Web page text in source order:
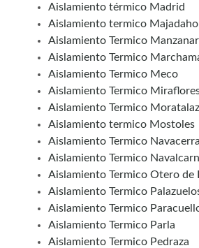
Aislamiento térmico Madrid
Aislamiento termico
Aislamiento Termico
Aislamiento Termico
Aislamiento Termico Meco
Aislamiento Termico
Aislamiento Termico Moratalaz
Aislamiento termico Mostoles
Aislamiento Termico
Aislamiento Termico
Aislamiento Termico Otero de
Aislamiento Termico
Aislamiento Termico
Aislamiento Termico Parla
Aislamiento Termico Pedraza